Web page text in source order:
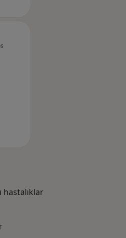
hastalıklar